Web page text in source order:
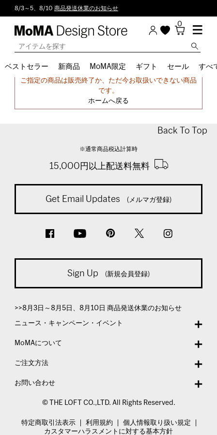
8/3～5、8/10 商品発送休業のお知らせ
0
ベストセラー 新商品 MoMA限定 ギフト セール すべ
申し訳ございません。
ご指定の商品は販売終了か、ただ今お取扱いできない商品
です。
ホームへ戻る
Back To Top
※通常商品税込計算時
15,000円以上配送料無料
Get Email Updates (メルマガ登録)
Sign Up (新規会員登録)
>>8月3日～8月5日、8月10日 商品発送休業のお知らせ
ニュース・キャンペーン・イベント
MoMAについて
ご注文方法
お問い合わせ
© THE LOFT CO.,LTD. All Rights Reserved.
特定商取引法表示 利用規約
個人情報取り扱い規定
カスタマーハラスメントに対する基本方針